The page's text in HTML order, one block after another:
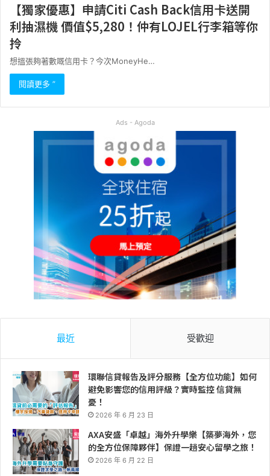
【獨家優惠】申請Citi Cash Back信用卡送開
利抽濕機 價值$5,280！仲有LOJEL行李箱等你
拎
想搵張夠著數嘅信用卡？今次MoneyHe…
閱讀更多 ”
Ads - Agoda
最近 受歡迎
環聯信貸報告及評分服務【全方位功能】如何
避免影響您的信用評級？實時監控 信貸無
憂！
2026 年 6 月 23 日
AXA安盛「卓越」海外升學樂【築夢海外，您
的全方位保障夥伴】保證一趟安心留學之旅！
2026 年 6 月 22 日